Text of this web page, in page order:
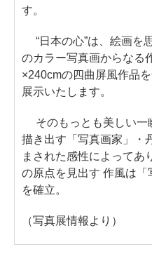
す。
“日本の心”は、絵画を
のカラー写真画からなる
×240cmの四曲屏風作品
展示いたします。
そのもっとも美しい一
描き出す「写真画家」・
まされた感性によってあ
の原点を見出す 作風は
を確立。
（写真展情報より）